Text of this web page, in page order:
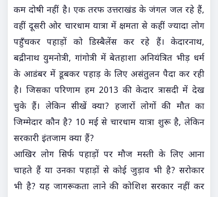
कम दोषी नहीं है। एक तरफ उत्तराखंड के जंगल जल रहे हैं,
वहीं दूसरी ओर चारधाम यात्रा में क्षमता से कहीं ज्यादा लोग
पहुँचकर पहाड़ों को डिस्बैलेंस कर रहे हैं। केदारनाथ,
बद्रीनाथ युमनोत्री, गांगोत्री में बेतहाशा अनियंत्रित भीड़ धर्म
के आडंबर में डूबकर पहाड़ के लिए असंतुलन पैदा कर रही
है। जिसका परिणाम हम 2013 की केदार त्रासदी में देख
चुके हैं। लेकिन सीखें क्या? हजारों लोगों की मौत का
जिम्मेदार कौन है? 10 मई से चारधाम यात्रा शुरू है, लेकिन
सरकारी इंतजाम क्या हैं?
आखिर लोग सिर्फ पहाड़ों पर मौज मस्ती के लिए आना
चाहते हैं या उनका पहाड़ों से कोई जुड़ाव भी है? सरोकार
भी है? यह जागरूकता लाने की कोशिश सरकार नहीं कर